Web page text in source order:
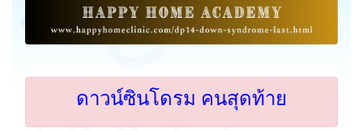
ดาวน์ซินโดรม คนสุดท้าย